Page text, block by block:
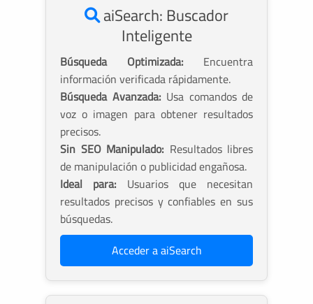
aiSearch: Buscador
Inteligente
Búsqueda Optimizada: Encuentra
información verificada rápidamente.
Búsqueda Avanzada: Usa comandos de
voz o imagen para obtener resultados
precisos.
Sin SEO Manipulado: Resultados libres
de manipulación o publicidad engañosa.
Ideal para: Usuarios que necesitan
resultados precisos y confiables en sus
búsquedas.
Acceder a aiSearch